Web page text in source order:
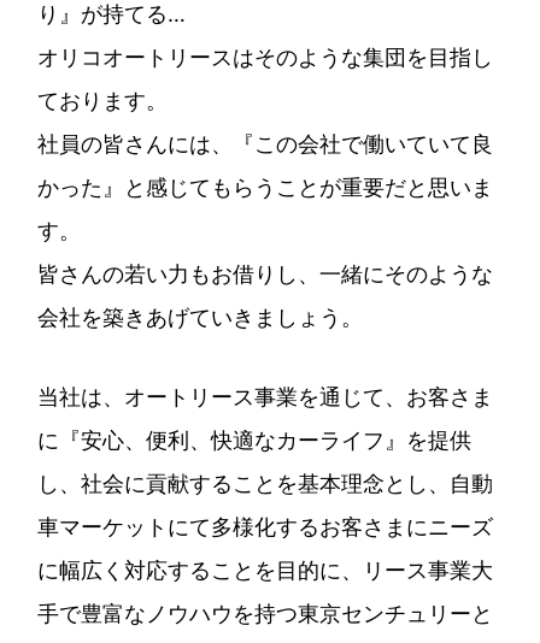
り』が持てる…
オリコオートリースはそのような集団を目指し
ております。
社員の皆さんには、『この会社で働いていて良
かった』と感じてもらうことが重要だと思いま
す。
皆さんの若い力もお借りし、一緒にそのような
会社を築きあげていきましょう。
当社は、オートリース事業を通じて、お客さま
に『安心、便利、快適なカーライフ』を提供
し、社会に貢献することを基本理念とし、自動
車マーケットにて多様化するお客さまにニーズ
に幅広く対応することを目的に、リース事業大
手で豊富なノウハウを持つ東京センチュリーと